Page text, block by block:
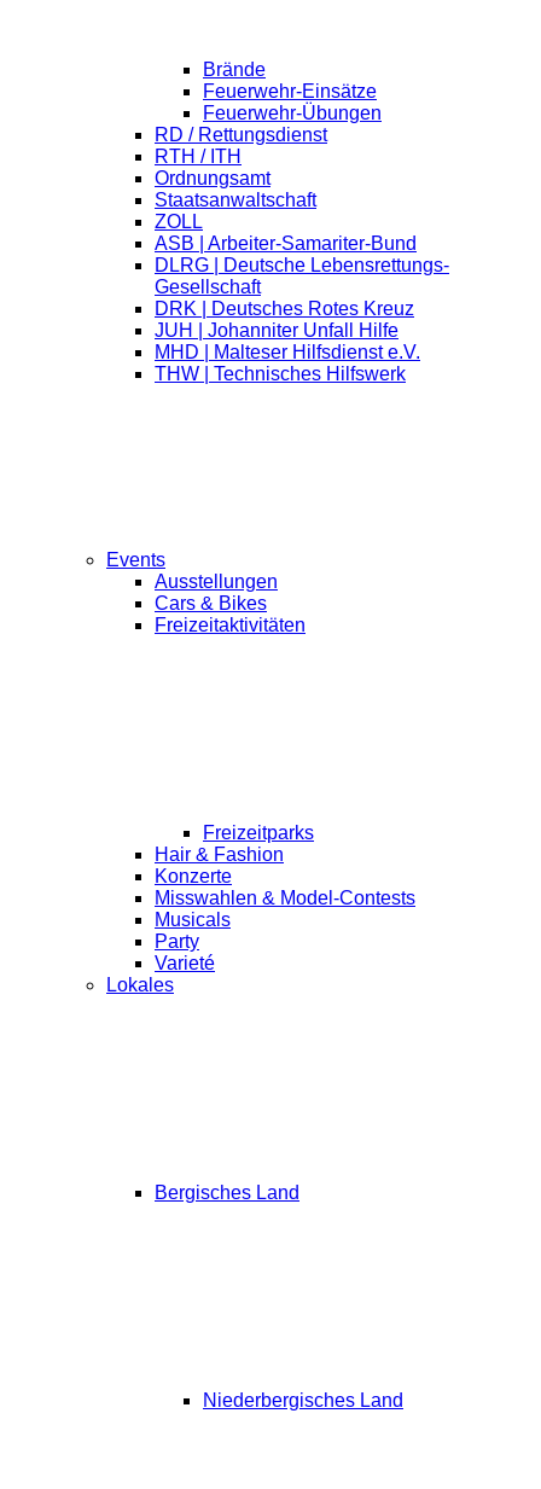
Brände
Feuerwehr-Einsätze
Feuerwehr-Übungen
RD / Rettungsdienst
RTH / ITH
Ordnungsamt
Staatsanwaltschaft
ZOLL
ASB | Arbeiter-Samariter-Bund
DLRG | Deutsche Lebensrettungs-
Gesellschaft
DRK | Deutsches Rotes Kreuz
JUH | Johanniter Unfall Hilfe
MHD | Malteser Hilfsdienst e.V.
THW | Technisches Hilfswerk
Events
Ausstellungen
Cars & Bikes
Freizeitaktivitäten
Freizeitparks
Hair & Fashion
Konzerte
Misswahlen & Model-Contests
Musicals
Party
Varieté
Lokales
Bergisches Land
Niederbergisches Land